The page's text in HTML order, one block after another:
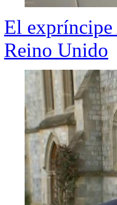
El expríncipe
Reino Unido